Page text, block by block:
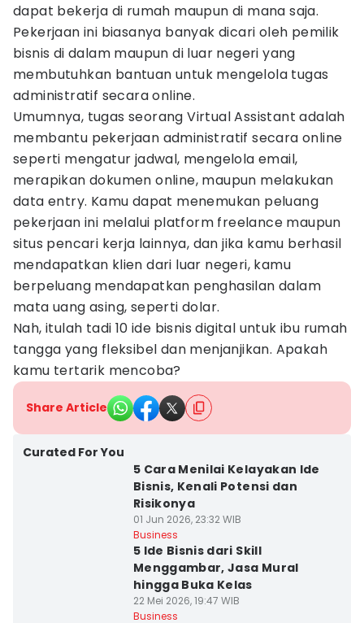
dapat bekerja di rumah maupun di mana saja.
Pekerjaan ini biasanya banyak dicari oleh pemilik
bisnis di dalam maupun di luar negeri yang
membutuhkan bantuan untuk mengelola tugas
administratif secara online.
Umumnya, tugas seorang Virtual Assistant adalah
membantu pekerjaan administratif secara online
seperti mengatur jadwal, mengelola email,
merapikan dokumen online, maupun melakukan
data entry. Kamu dapat menemukan peluang
pekerjaan ini melalui platform freelance maupun
situs pencari kerja lainnya, dan jika kamu berhasil
mendapatkan klien dari luar negeri, kamu
berpeluang mendapatkan penghasilan dalam
mata uang asing, seperti dolar.
Nah, itulah tadi 10 ide bisnis digital untuk ibu rumah
tangga yang fleksibel dan menjanjikan. Apakah
kamu tertarik mencoba?
Share Article
Curated For You
5 Cara Menilai Kelayakan Ide
Bisnis, Kenali Potensi dan
Risikonya
01 Jun 2026, 23:32 WIB
Business
5 Ide Bisnis dari Skill
Menggambar, Jasa Mural
hingga Buka Kelas
22 Mei 2026, 19:47 WIB
Business